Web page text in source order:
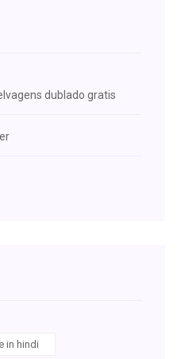
dublado gratis
in hindi